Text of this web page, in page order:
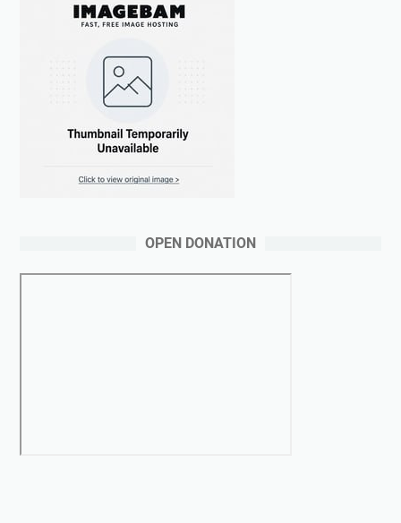
OPEN DONATION